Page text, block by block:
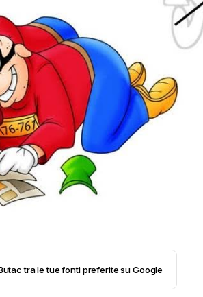
URBANE ED
tra le tue fonti preferite su Google